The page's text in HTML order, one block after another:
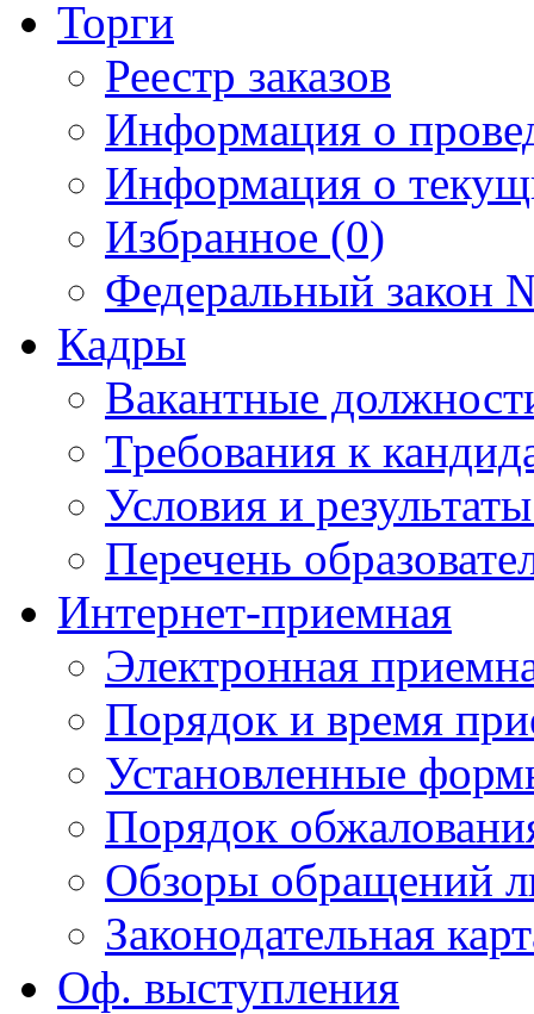
Торги
Реестр заказов
Информация о
Информация о
Избранное (0)
Федеральный закон
Кадры
Вакантные
Требования к
Условия и
Перечень
Интернет-приемная
Электронная
Порядок и время
Установленные
Порядок
Обзоры обращений
Законодательная
Оф. выступления